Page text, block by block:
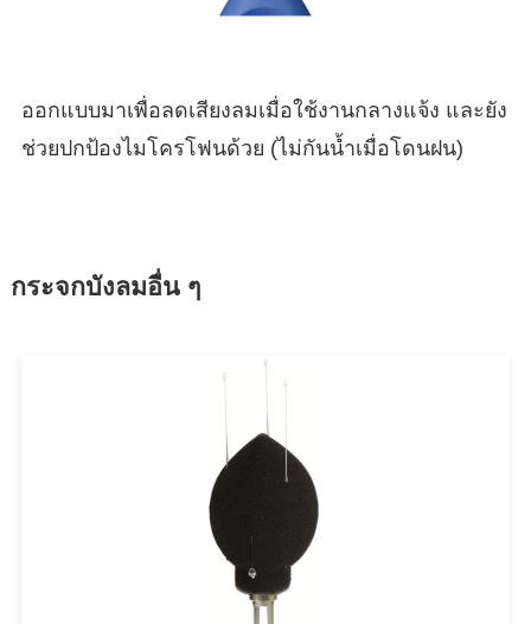
ออกแบบมาเพื่อลดเสียงลมเมื่อใช้งานกลางแจ้ง และยัง
ช่วยปกป้องไมโครโฟนด้วย (ไม่กันน้ำเมื่อโดนฝน)
กระจกบังลมอื่น ๆ